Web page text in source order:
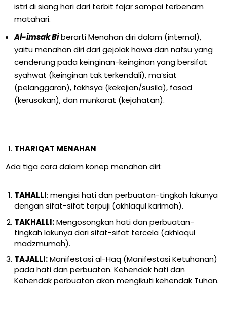
istri di siang hari dari terbit fajar sampai terbenam
matahari.
Al-imsak Biberarti Menahan diri dalam (internal),
yaitu menahan diri dari gejolak hawa dan nafsu yang
cenderung pada keinginan-keinginan yang bersifat
syahwat (keinginan tak terkendali), ma’siat
(pelanggaran), fakhsya (kekejian/susila), fasad
(kerusakan), dan munkarat (kejahatan).
THARIQAT MENAHAN
Ada tiga cara dalam konep menahan diri:
TAHALLI: mengisi hati dan perbuatan-tingkah lakunya
dengan sifat-sifat terpuji (akhlaqul karimah).
TAKHALLI:Mengosongkan hati dan perbuatan-
tingkah lakunya dari sifat-sifat tercela (akhlaqul
madzmumah).
TAJALLI:Manifestasi al-Haq (Manifestasi Ketuhanan)
pada hati dan perbuatan. Kehendak hati dan
Kehendak perbuatan akan mengikuti kehendak Tuhan.